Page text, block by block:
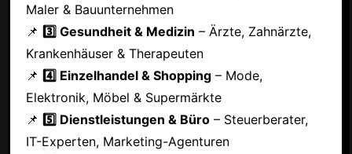
Maler & Bauunternehmen
📌 3️⃣ Gesundheit & Medizin – Ärzte, Zahnärzte,
Krankenhäuser & Therapeuten
📌 4️⃣ Einzelhandel & Shopping– Mode,
Elektronik, Möbel & Supermärkte
📌 5️⃣ Dienstleistungen & Büro– Steuerberater,
IT-Experten, Marketing-Agenturen